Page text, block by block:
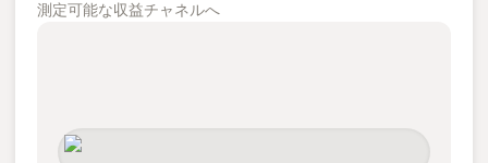
測定可能な収益チャネルへ